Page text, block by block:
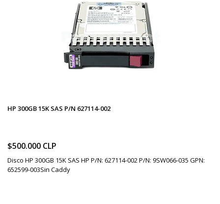
HP 300GB 15K SAS P/N 627114-002
$500.000 CLP
Disco HP 300GB 15K SAS HP P/N: 627114-002 P/N: 9SW066-035 GPN:
652599-003Sin Caddy